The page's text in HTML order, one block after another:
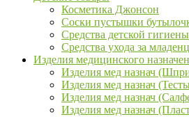
Косметика Джонсон
Соски пустышки
Средства детской гигиены
Средства ухода за
Изделия медицинского
Изделия мед назнач
Изделия мед назнач
Изделия мед назнач
Изделия мед назнач